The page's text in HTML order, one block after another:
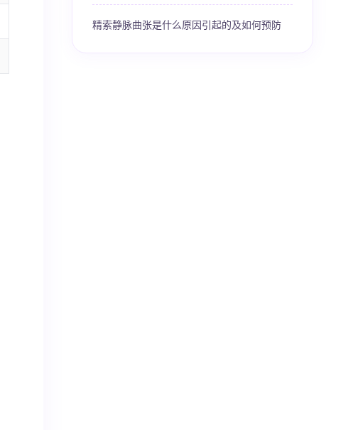
精索静脉曲张是什么原因引起的及如何预防